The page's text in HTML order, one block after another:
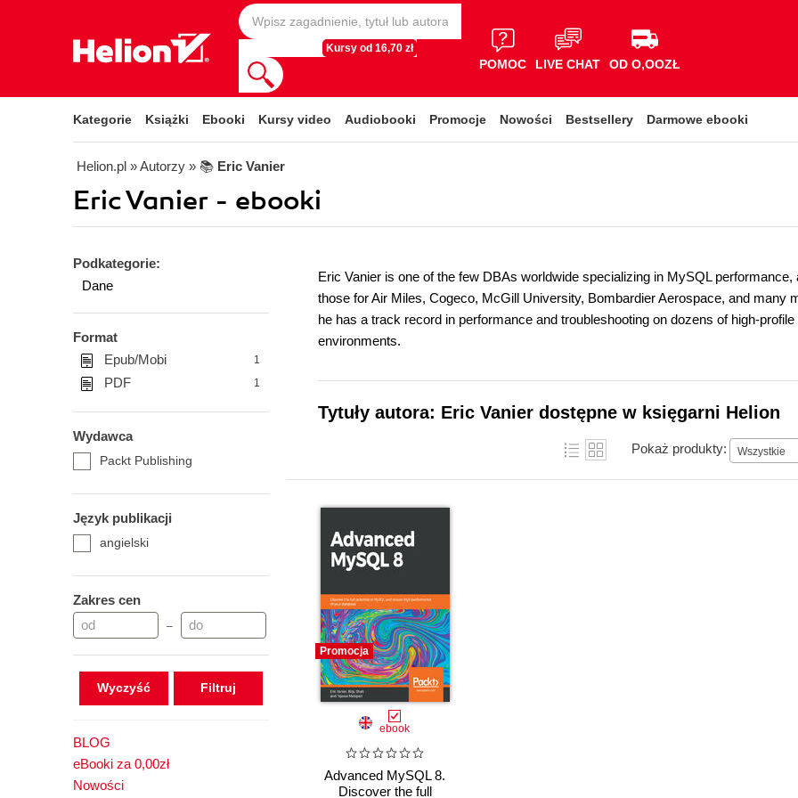
Kursy od 16,70 zł
POMOC LIVE CHAT OD O,OOZŁ
Kategorie Książki Ebooki Kursy video Audiobooki Promocje Nowości Bestsellery Darmowe ebooki
Helion.pl » Autorzy » 📚 Eric Vanier
Eric Vanier - ebooki
Podkategorie:
Dane
Format
Epub/Mobi
1
PDF 1
Wydawca
Packt Publishing
Język publikacji
angielski
Zakres cen
–
Wyczyść
BLOG
eBooki za 0,00zł
Nowości
Eric Vanier is one of the few DBAs worldwide specializing in MySQL
those for Air Miles, Cogeco, McGill University, Bombardier Aerospace, and many
he has a track record in performance and troubleshooting on dozens of high-
environments.
Tytuły autora: Eric Vanier dostępne w księgarni Helion
Pokaż produkty: Wszystkie
Promocja
ebook
Advanced MySQL 8.
Discover the full